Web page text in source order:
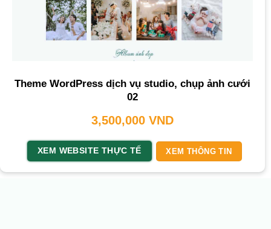
Theme WordPress dịch vụ studio, chụp ảnh cưới
02
3,500,000 VND
XEM WEBSITE THỰC TẾ XEM THÔNG TIN